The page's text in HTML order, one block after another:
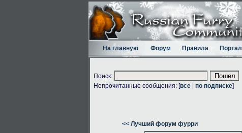
На главную Форум Правила Портал
Поиск:
Непрочитанные сообщения: [все по подписке]
<< Лучший форум фурри